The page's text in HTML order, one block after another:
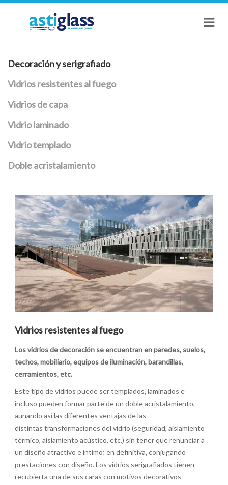
Decoración y serigrafiado
Vidrios resistentes al fuego
Vidrios de capa
Vidrio laminado
Vidrio templado
Doble acristalamiento
Vidrios resistentes al fuego
Los vidrios de decoración se encuentran en paredes, suelos,
techos, mobiliario, equipos de iluminación, barandillas,
cerramientos, etc.
Este tipo de vidrios puede ser templados, laminados e
incluso pueden formar parte de un doble acristalamiento,
aunando así las diferentes ventajas de las
distintas transformaciones del vidrio (seguridad, aislamiento
térmico, aislamiento acústico, etc.) sin tener que renunciar a
un diseño atractivo e íntimo; en definitiva, conjugando
prestaciones con diseño. Los vidrios serigrafiados tienen
recubierta una de sus caras con motivos decorativos